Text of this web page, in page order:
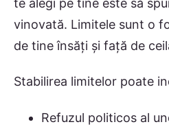
te alegi pe tine este să
vinovată. Limitele sunt o
de tine însăți și față de
Stabilirea limitelor poate
Refuzul politicos al